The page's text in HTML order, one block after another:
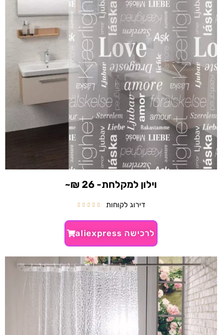
וילון למקלחת- 26 ₪~
דירוג לקוחות 




לרכישה aliexpress